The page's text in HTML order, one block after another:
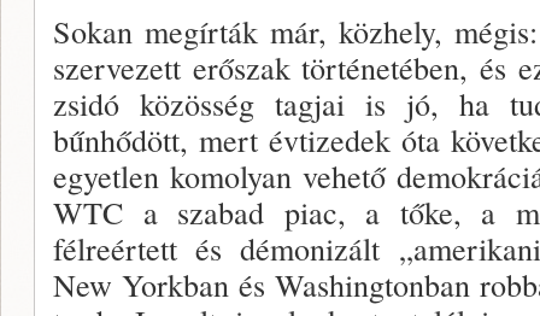
Sokan megírták már, közhely,
szervezett erőszak történetében, és
zsidó közösség tagjai is jó, ha
bűnhődött, mert évtizedek óta
egyetlen komolyan vehető
WTC a szabad pi­ac, a tőke, a
félreértett és démonizált
New York­ban és Washingtonban